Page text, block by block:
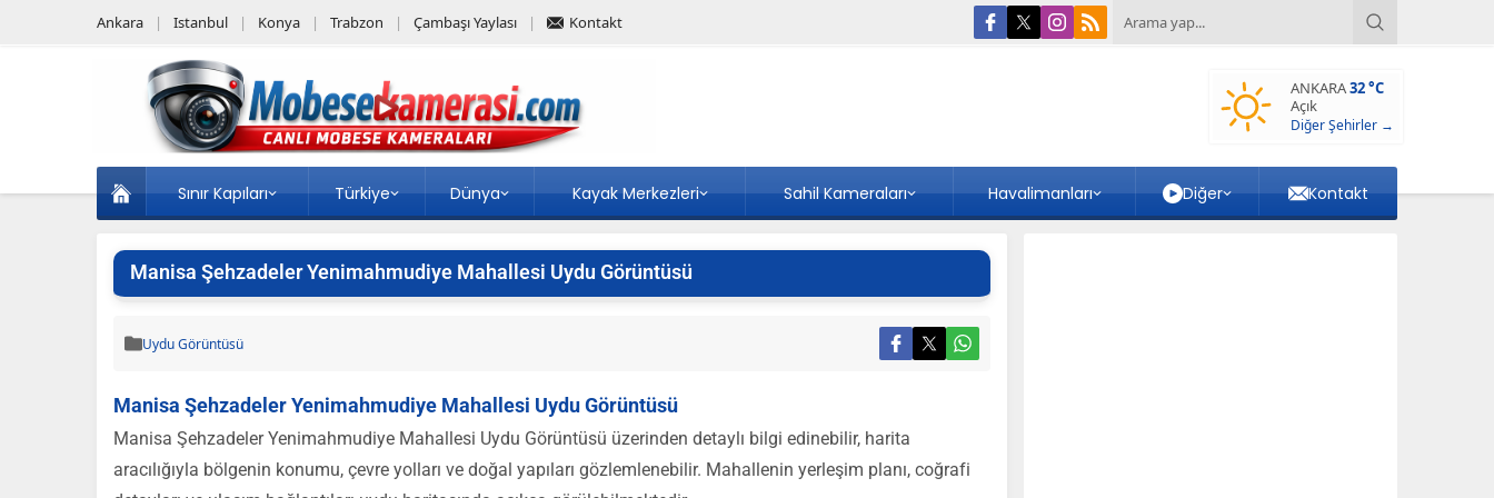
Ankara Istanbul Konya Trabzon Çambaşı Yaylası Kontakt
ANKARA32 °C
Açık
Diğer Şehirler →
Sınır Kapıları Türkiye Dünya Kayak Merkezleri Sahil Kameraları Havalimanları Diğer Kontakt
Manisa Şehzadeler Yenimahmudiye Mahallesi Uydu Görüntüsü
Uydu Görüntüsü
Manisa Şehzadeler Yenimahmudiye Mahallesi Uydu Görüntüsü
Manisa Şehzadeler Yenimahmudiye Mahallesi Uydu Görüntüsü üzerinden detaylı bilgi edinebilir, harita
aracılığıyla bölgenin konumu, çevre yolları ve doğal yapıları gözlemlenebilir. Mahallenin yerleşim planı, coğrafi